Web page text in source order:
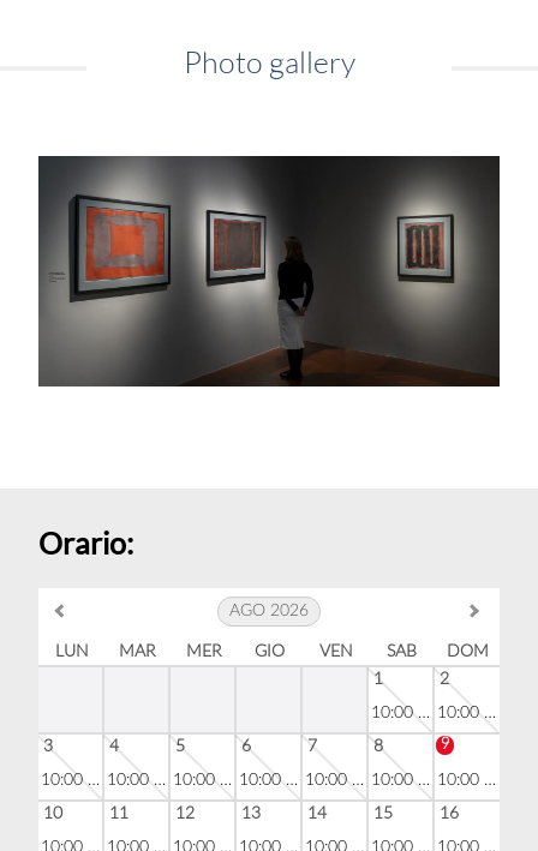
Photo gallery
Orario:
AGO 2026
LUN MAR MER GIO VEN SAB
DOM
1
10:00 - 20:00
2
10:00 - 20:00
3
10:00 - 20:00
4
10:00 - 20:00
5
10:00 - 20:00
6
10:00 - 23:00
7
10:00 - 20:00
8
10:00 - 20:00
9
10:00 - 20:00
10
10:00 - 20:00
11
10:00 - 20:00
12
10:00 - 20:00
13
10:00 - 23:00
14
10:00 - 20:00
15
10:00 - 20:00
16
10:00 - 20:00